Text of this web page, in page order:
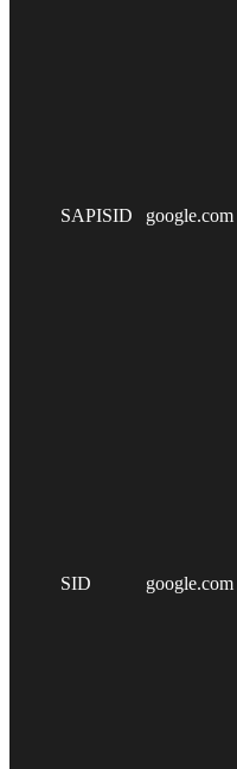
SAPISID google.com
SID google.com